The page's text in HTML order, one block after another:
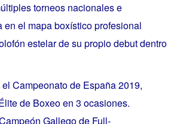
torneos nacionales e
el mapa boxístico profesional
estelar de su propio debut dentro
Campeonato de España 2019,
de Boxeo en 3 ocasiones.
Gallego de Full-